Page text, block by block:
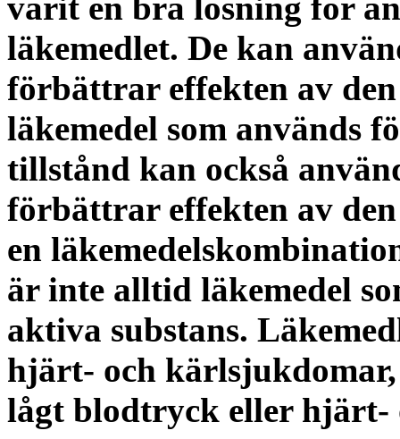
läkemedlet. De kan
förbättrar effekten av
läkemedel som används
tillstånd kan också
förbättrar effekten av
en
är inte alltid läkemedel
aktiva substans.
hjärt- och kärlsjukdomar
lågt blodtryck eller hjärt-